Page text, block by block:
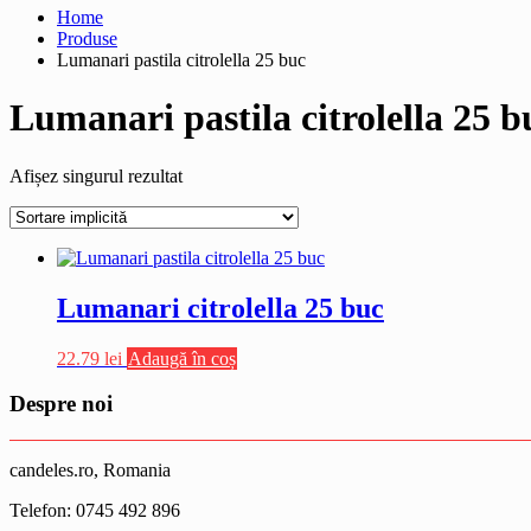
Home
Produse
Lumanari pastila citrolella 25 buc
Lumanari pastila citrolella 25
Afișez singurul rezultat
Lumanari citrolella 25 buc
22.79 lei Adaugă în coș
Despre noi
candeles.ro, Romania
Telefon: 0745 492 896